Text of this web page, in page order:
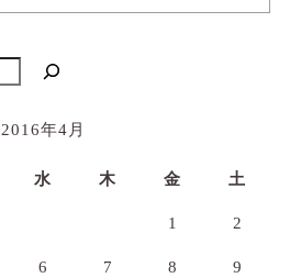
2016年4月
水 木 金 土
1 2
6 7 8 9